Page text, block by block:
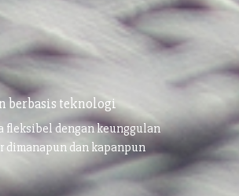
berbasis teknologi
fleksibel dengan keunggulan
dimanapun dan kapanpun